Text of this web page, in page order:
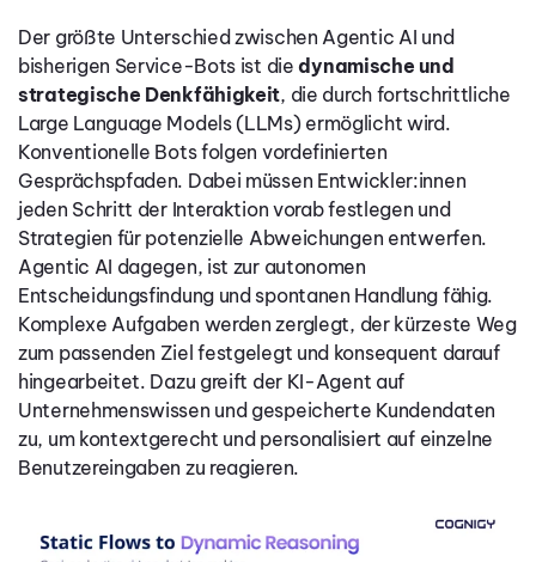
Der größte Unterschied zwischen Agentic AI und
bisherigen Service-Bots ist diedynamische und
strategische Denkfähigkeit, die durch fortschrittliche
Large Language Models (LLMs) ermöglicht wird.
Konventionelle Bots folgen vordefinierten
Gesprächspfaden. Dabei müssen Entwickler:innen
jeden Schritt der Interaktion vorab festlegen und
Strategien für potenzielle Abweichungen entwerfen.
Agentic AI dagegen, ist zur autonomen
Entscheidungsfindung und spontanen Handlung fähig.
Komplexe Aufgaben werden zerglegt, der kürzeste Weg
zum passenden Ziel festgelegt und konsequent darauf
hingearbeitet. Dazu greift der KI-Agent auf
Unternehmenswissen und gespeicherte Kundendaten
zu, um kontextgerecht und personalisiert auf einzelne
Benutzereingaben zu reagieren.